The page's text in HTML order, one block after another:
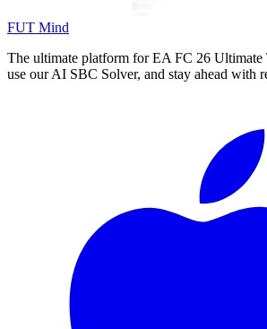
FUT Mind
The ultimate platform for EA FC 26 Ultimate
use our AI SBC Solver, and stay ahead with